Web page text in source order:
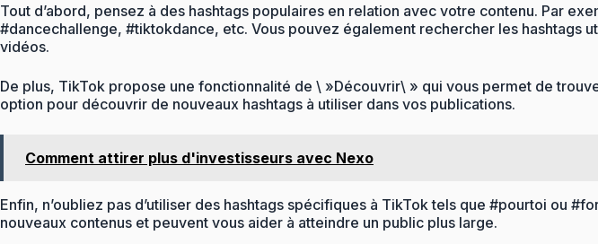
Tout d’abord, pensez à des hashtags populaires en relation avec votre contenu. Par
#dancechallenge, #tiktokdance, etc. Vous pouvez également rechercher les hashtags
vidéos.
De plus, TikTok propose une fonctionnalité de \ »Découvrir\ » qui vous permet de
option pour découvrir de nouveaux hashtags à utiliser dans vos publications.
Comment attirer plus d'investisseurs avec Nexo
Enfin, n’oubliez pas d’utiliser des hashtags spécifiques à TikTok tels que #pourtoi ou
nouveaux contenus et peuvent vous aider à atteindre un public plus large.